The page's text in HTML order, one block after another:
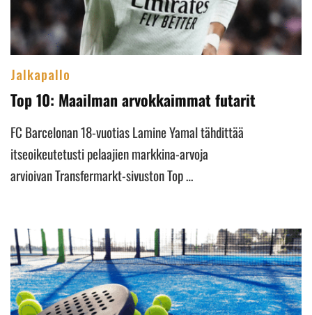
Jalkapallo
Top 10: Maailman arvokkaimmat futarit
FC Barcelonan 18-vuotias Lamine Yamal tähdittää
itseoikeutetusti pelaajien markkina-arvoja
arvioivan Transfermarkt-sivuston Top …